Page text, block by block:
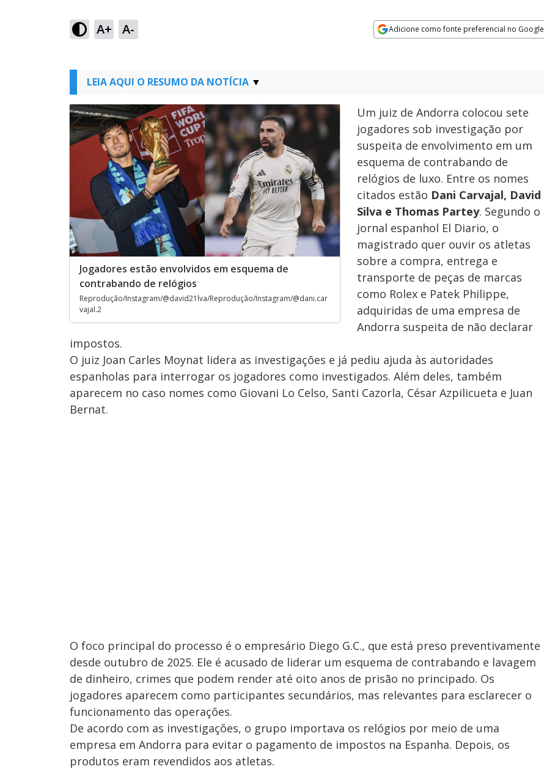
A+ A- Adicione como fonte preferencial no Google
LEIA AQUI O RESUMO DA NOTÍCIA
Jogadores estão envolvidos em esquema de
contrabando de relógios
Reprodução/Instagram/@david21lva/Reprodução/Instagram/@dani.car
vajal.2
Um juiz de Andorra colocou sete
jogadores sob investigação por
suspeita de envolvimento em um
esquema de contrabando de
relógios de luxo. Entre os nomes
citados estão Dani Carvajal, David
Silva e Thomas Partey. Segundo o
jornal espanhol El Diario, o
magistrado quer ouvir os atletas
sobre a compra, entrega e
transporte de peças de marcas
como Rolex e Patek Philippe,
adquiridas de uma empresa de
Andorra suspeita de não declarar
impostos.
O juiz Joan Carles Moynat lidera as investigações e já pediu ajuda às autoridades
espanholas para interrogar os jogadores como investigados. Além deles, também
aparecem no caso nomes como Giovani Lo Celso, Santi Cazorla, César Azpilicueta e Juan
Bernat.
O foco principal do processo é o empresário Diego G.C., que está preso preventivamente
desde outubro de 2025. Ele é acusado de liderar um esquema de contrabando e lavagem
de dinheiro, crimes que podem render até oito anos de prisão no principado. Os
jogadores aparecem como participantes secundários, mas relevantes para esclarecer o
funcionamento das operações.
De acordo com as investigações, o grupo importava os relógios por meio de uma
empresa em Andorra para evitar o pagamento de impostos na Espanha. Depois, os
produtos eram revendidos aos atletas.